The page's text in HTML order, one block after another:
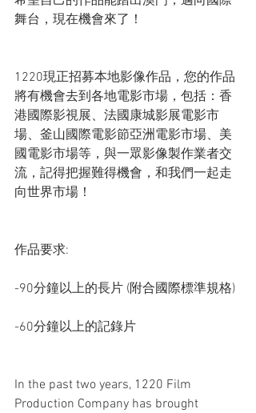
舞台，現在機會來了！
1220現正招募本地影像作品，您的作品
將有機會去到各地電影市場，包括：香
港國際影視展、法國康城影展電影市
場、釜山國際電影節亞洲電影市場、美
國電影市場等，與一眾影像製作業者交
流，記得把握難得機會，和我們一起走
向世界市場！
作品要求:
-90分鐘以上的長片 (附合國際標準規格)
-60分鐘以上的記錄片
In the past two years, 1220 Film
Production Company has brought